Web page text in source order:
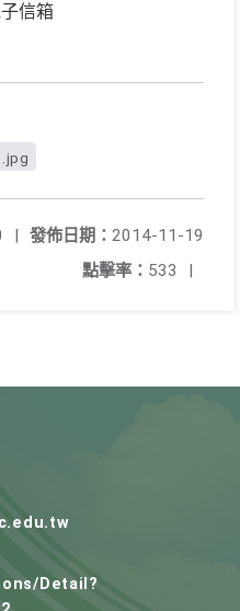
信箱
發佈日期： 2014-11-19
|
點擊率： 533 |
Detail?